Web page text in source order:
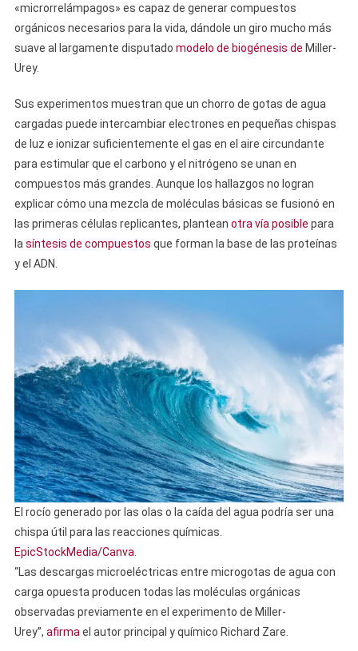
«microrrelámpagos» es capaz de generar compuestos
orgánicos necesarios para la vida, dándole un giro mucho más
suave al largamente disputado modelo de biogénesis de Miller-
Urey.
Sus experimentos muestran que un chorro de gotas de agua
cargadas puede intercambiar electrones en pequeñas chispas
de luz e ionizar suficientemente el gas en el aire circundante
para estimular que el carbono y el nitrógeno se unan en
compuestos más grandes. Aunque los hallazgos no logran
explicar cómo una mezcla de moléculas básicas se fusionó en
las primeras células replicantes, plantean otra vía posible para
la síntesis de compuestos que forman la base de las proteínas
y el ADN.
El rocío generado por las olas o la caída del agua podría ser una
chispa útil para las reacciones químicas.
EpicStockMedia/Canva.
“Las descargas microeléctricas entre microgotas de agua con
carga opuesta producen todas las moléculas orgánicas
observadas previamente en el experimento de Miller-
Urey”, afirmael autor principal y químico Richard Zare.